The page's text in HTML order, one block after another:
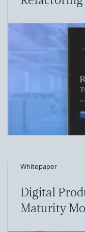
Whitepaper
Digital
Maturity